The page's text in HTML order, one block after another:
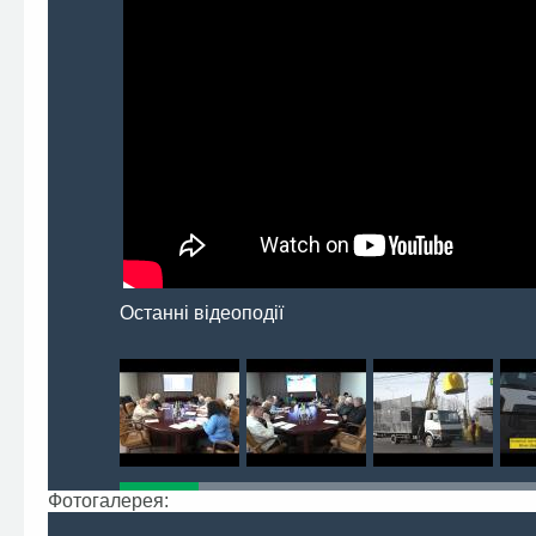
Останні відеоподії
Фотогалерея: